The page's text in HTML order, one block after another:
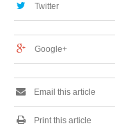
Twitter
Google+
Email this article
Print this article